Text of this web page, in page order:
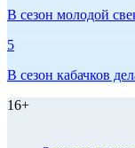
В сезон молодой
5
В сезон кабачков
16+